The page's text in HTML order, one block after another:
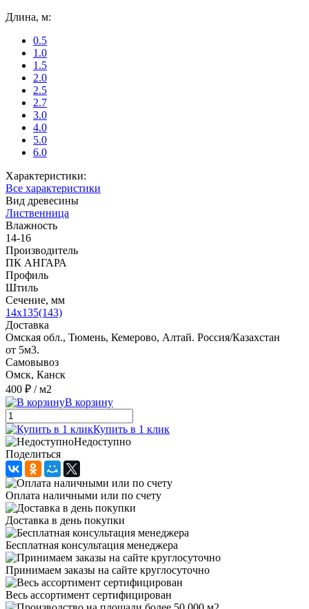
Длина, м:
0.5
1.0
1.5
2.0
2.5
2.7
3.0
4.0
5.0
6.0
Характеристики:
Все характеристики
Вид древесины
Лиственница
Влажность
14-16
Производитель
ПК АНГАРА
Профиль
Штиль
Сечение, мм
14x135(143)
Доставка
Омская обл., Тюмень, Кемерово, Алтай. Россия/Казахстан
от 5м3.
Самовывоз
Омск, Канск
400 ₽ / м2
В корзину
Купить в 1 клик
Недоступно
Поделиться
Оплата наличными или по счету
Доставка в день покупки
Бесплатная консультация менеджера
Принимаем заказы на сайте круглосуточно
Весь ассортимент сертифицирован